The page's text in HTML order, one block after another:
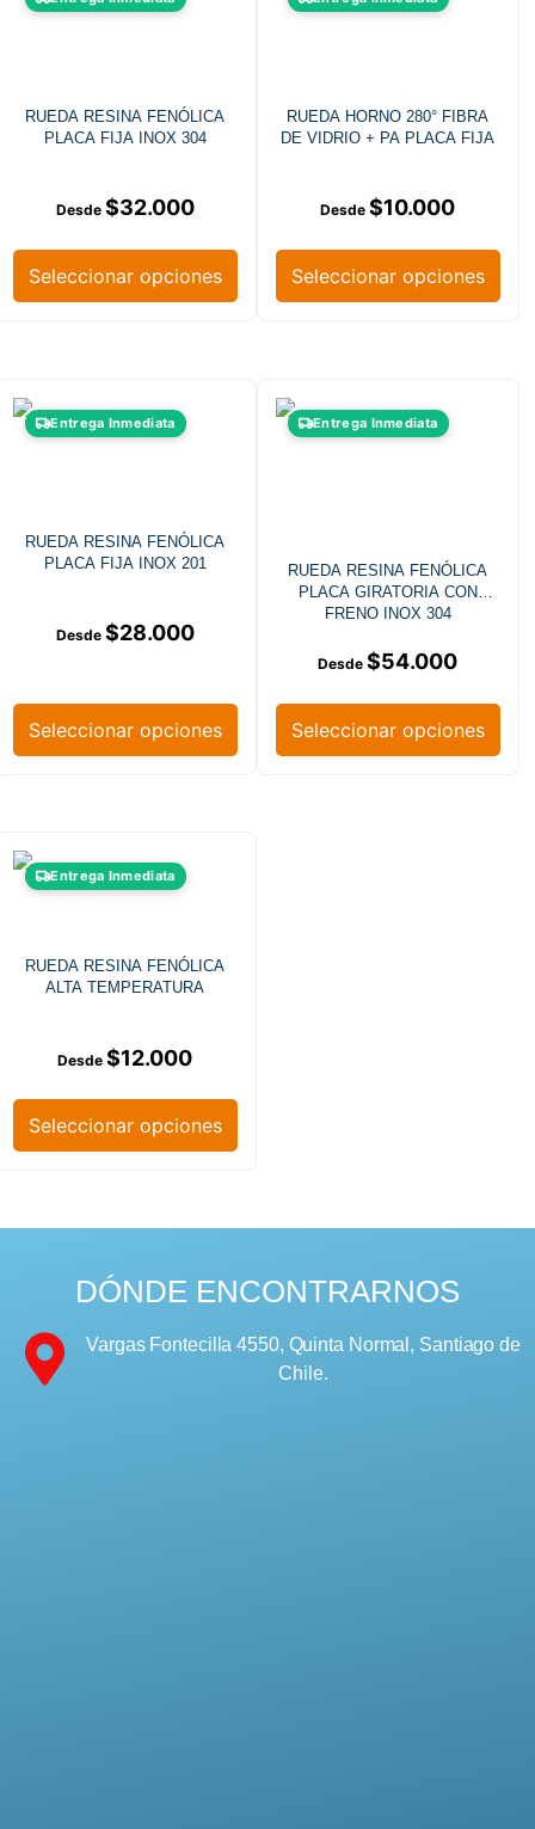
RUEDA RESINA FENÓLICA
PLACA FIJA INOX 304
$32.000
Seleccionar opciones
RUEDA HORNO 280° FIBRA
DE VIDRIO + PA PLACA FIJA
$10.000
Seleccionar opciones
Entrega Inmediata
RUEDA RESINA FENÓLICA
PLACA FIJA INOX 201
$28.000
Seleccionar opciones
Entrega Inmediata
RUEDA RESINA FENÓLICA
PLACA GIRATORIA CON
FRENO INOX 304
$54.000
Seleccionar opciones
Entrega Inmediata
RUEDA RESINA FENÓLICA
ALTA TEMPERATURA
$12.000
Seleccionar opciones
DÓNDE ENCONTRARNOS
Vargas Fontecilla 4550, Quinta Normal, Santiago de
Chile.